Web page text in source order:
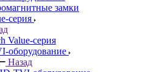
замки
серия
Value-серия
оборудование
Назад